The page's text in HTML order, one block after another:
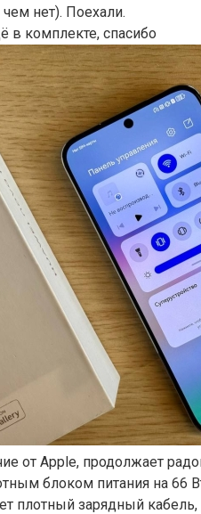
нет). Поехали.
в комплекте, спасибо
от Apple, продолжает
блоком питания на 66
плотный зарядный кабель,